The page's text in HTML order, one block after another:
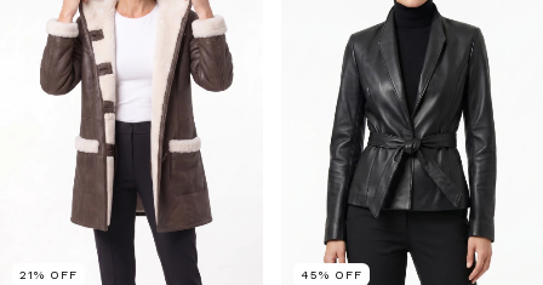
21% OFF 45% OFF